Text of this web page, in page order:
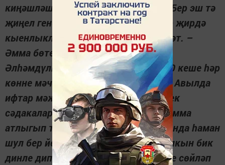
киңәшләшеп эшләргә тырышабыз. Бер эш тә
җиңел генә башланмый инде ул, һәр җирдә
кыенлыклар була, – ди, Камил хәзрәт. –
Әмма бөтенләй өметсез дә түгел,
Әлһәмдүлилләһи, быел уразада 9-10 кеше һәр
көнне мәчеткә биш намазга йөрдек. Авылда
ифтар мәҗлесләре дә узды, күпчелек
сәдакаларын мәчеткә дә китерде. Әмма
атлыгып торучылар юк, мәчет юлында һаман
шул бер йөргәннәр күренә. Авыл халкын бик
динле дип әйтмәс идем. Вәгазьләрне сөйләп